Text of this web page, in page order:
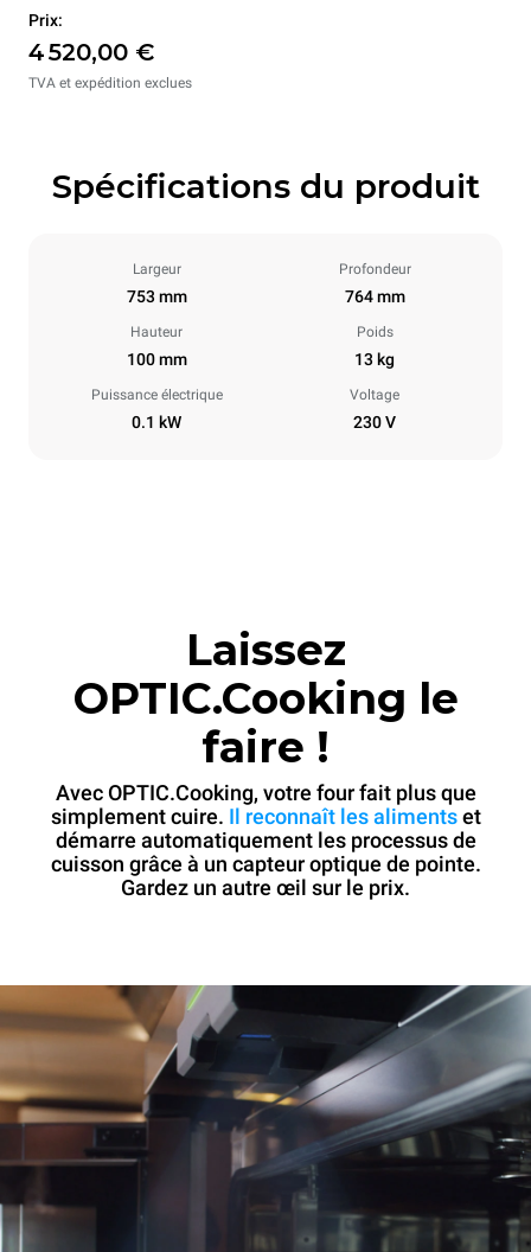
Prix:
4 520,00 €
TVA et expédition exclues
Spécifications du produit
Largeur
753 mm
Profondeur
764 mm
Hauteur
100 mm
Poids
13 kg
Puissance électrique
0.1 kW
Voltage
230 V
Laissez
OPTIC.Cooking le
faire !
Avec OPTIC.Cooking, votre four fait plus que
simplement cuire. Il reconnaît les alimentset
démarre automatiquement les processus de
cuisson grâce à un capteur optique de pointe.
Gardez un autre œil sur le prix.